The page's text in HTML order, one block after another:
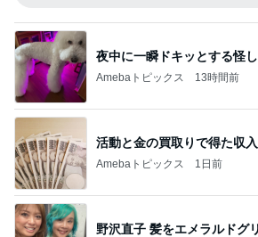
夜中に一瞬ドキッとする怪
Amebaトピックス 13時間前
活動と金の買取りで得た収入
Amebaトピックス 1日前
野沢直子 髪をエメラルドグ